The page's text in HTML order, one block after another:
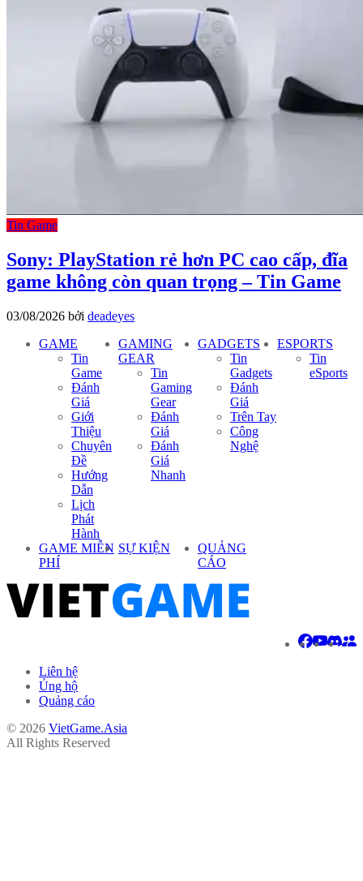
Tin Game
Sony: PlayStation rẻ hơn PC cao cấp, đĩa
game không còn quan trọng – Tin Game
03/08/2026 bởi deadeyes
GAME
Tin
Game
Đánh
Giá
Giới
Thiệu
Chuyên
Đề
Hướng
Dẫn
Lịch
Phát
Hành
GAMING
GEAR
Tin
Gaming
Gear
Đánh
Giá
Đánh
Giá
Nhanh
GADGETS
Tin
Gadgets
Đánh
Giá
Trên Tay
Công
Nghệ
ESPORTS
Tin
eSports
GAME MIỄN
PHÍ
SỰ KIỆN
QUẢNG
CÁO
Liên hệ
Ủng hộ
Quảng cáo
© 2026 VietGame.Asia
All Rights Reserved